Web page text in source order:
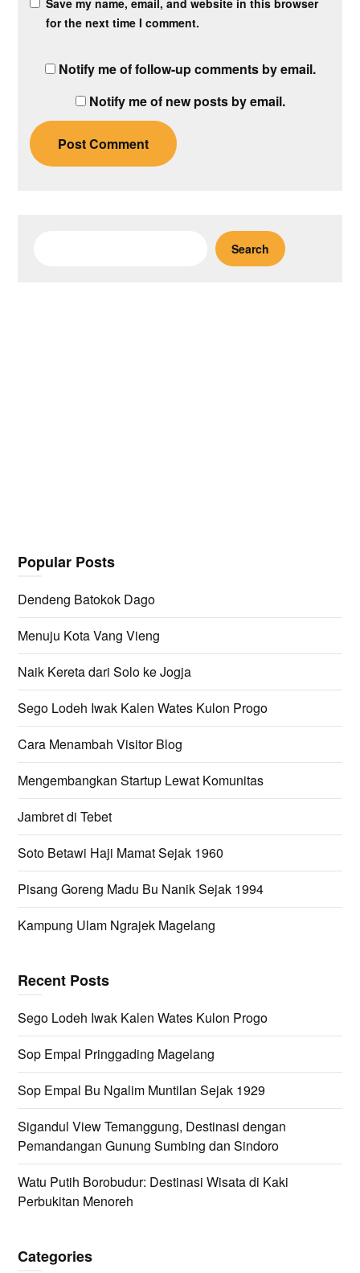
for the next time I comment.
Notify me of follow-up comments by email.
Notify me of new posts by email.
Search
Popular Posts
Dendeng Batokok Dago
Menuju Kota Vang Vieng
Naik Kereta dari Solo ke Jogja
Sego Lodeh Iwak Kalen Wates Kulon Progo
Cara Menambah Visitor Blog
Mengembangkan Startup Lewat Komunitas
Jambret di Tebet
Soto Betawi Haji Mamat Sejak 1960
Pisang Goreng Madu Bu Nanik Sejak 1994
Kampung Ulam Ngrajek Magelang
Recent Posts
Sego Lodeh Iwak Kalen Wates Kulon Progo
Sop Empal Pringgading Magelang
Sop Empal Bu Ngalim Muntilan Sejak 1929
Sigandul View Temanggung, Destinasi dengan
Pemandangan Gunung Sumbing dan Sindoro
Watu Putih Borobudur: Destinasi Wisata di Kaki
Perbukitan Menoreh
Categories